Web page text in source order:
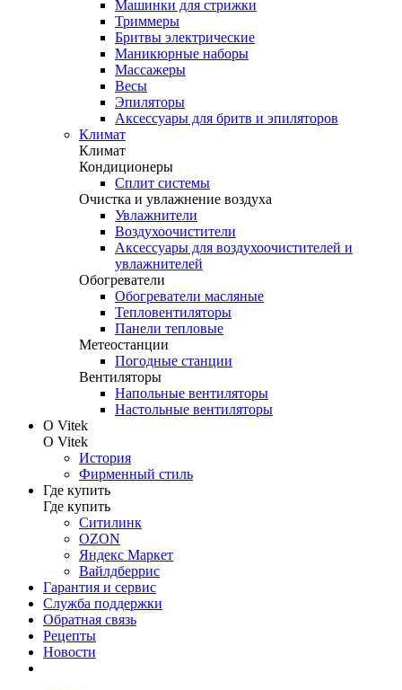
Машинки для стрижки
Триммеры
Бритвы электрические
Маникюрные наборы
Массажеры
Весы
Эпиляторы
Аксессуары для бритв и эпиляторов
Климат
Климат
Кондиционеры
Сплит системы
Очистка и увлажнение воздуха
Увлажнители
Воздухоочистители
Аксессуары для воздухоочистителей и
увлажнителей
Обогреватели
Обогреватели масляные
Тепловентиляторы
Панели тепловые
Метеостанции
Погодные станции
Вентиляторы
Напольные вентиляторы
Настольные вентиляторы
О Vitek
О Vitek
История
Фирменный стиль
Где купить
Где купить
Ситилинк
OZON
Яндекс Маркет
Вайлдберрис
Гарантия и сервис
Служба поддержки
Обратная связь
Рецепты
Новости